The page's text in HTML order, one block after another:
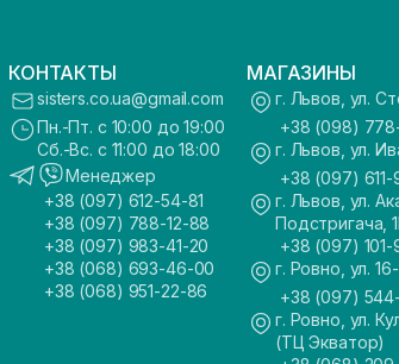
КОНТАКТЫ
sisters.co.ua@gmail.com
Пн.-Пт. с 10:00 до 19:00
Сб.-Вс. с 11:00 до 18:00
Менеджер
+38 (097) 612-54-81
+38 (097) 788-12-88
+38 (097) 983-41-20
+38 (068) 693-46-00
+38 (068) 951-22-86
МАГАЗИНЫ
г. Львов, ул.
+38 (098)
г. Львов, ул.
+38 (097)
г. Львов, ул.
Подстригача,
+38 (097) 101-
г. Ровно, ул.
+38 (097)
г. Ровно, ул.
(ТЦ Экватор)